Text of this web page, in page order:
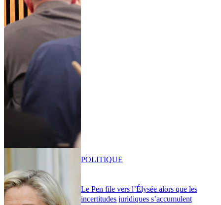
Le Pen file vers l’Élysée alors que les
incertitudes juridiques s’accumulent
POLITIQUE